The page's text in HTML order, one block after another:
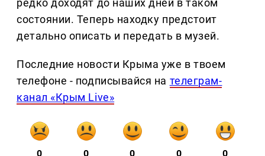
редко доходят до наших дней в таком
состоянии. Теперь находку предстоит
детально описать и передать в музей.
Последние новости Крыма уже в твоем
телефоне - подписывайся на телеграм-
канал «Крым Live»
0 0 0 0 0